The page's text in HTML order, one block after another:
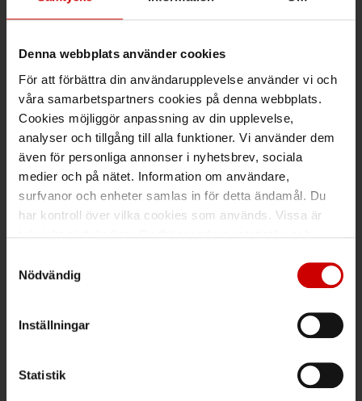
Denna webbplats använder cookies
För att förbättra din användarupplevelse använder vi och
våra samarbetspartners cookies på denna webbplats.
Cookies möjliggör anpassning av din upplevelse,
analyser och tillgång till alla funktioner. Vi använder dem
även för personliga annonser i nyhetsbrev, sociala
medier och på nätet. Information om användare,
surfvanor och enheter samlas in för detta ändamål. Du
har kontroll över vilka cookies som används. Vissa är
länder utanför EU med olika dataskyddsnormer. Genom
att godkänna samtycker du till sådana överföringar. Läs
Nödvändig
Inställningar
Statistik
Ring kundsupport 019 - 35 10 30
Maila kundsupport@wuerth.se
Växel
Ring växeln 019 - 35 10 00